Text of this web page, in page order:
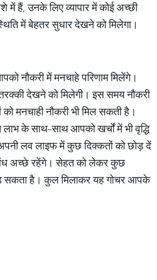
में हैं, उनके लिए व्यापार में कोई अच्छी
में बेहतर सुधार देखने को मिलेगा।
नौकरी में मनचाहे परिणाम मिलेंगे।
देखने को मिलेगी। इस समय नौकरी
मनचाही नौकरी भी मिल सकती है।
लाभ के साथ-साथ आपको खर्चों में भी वृद्धि
लव लाइफ में कुछ दिक्कतों को छोड़ दें
अच्छे रहेंगे। सेहत को लेकर कुछ
सकता है। कुल मिलाकर यह गोचर आपके